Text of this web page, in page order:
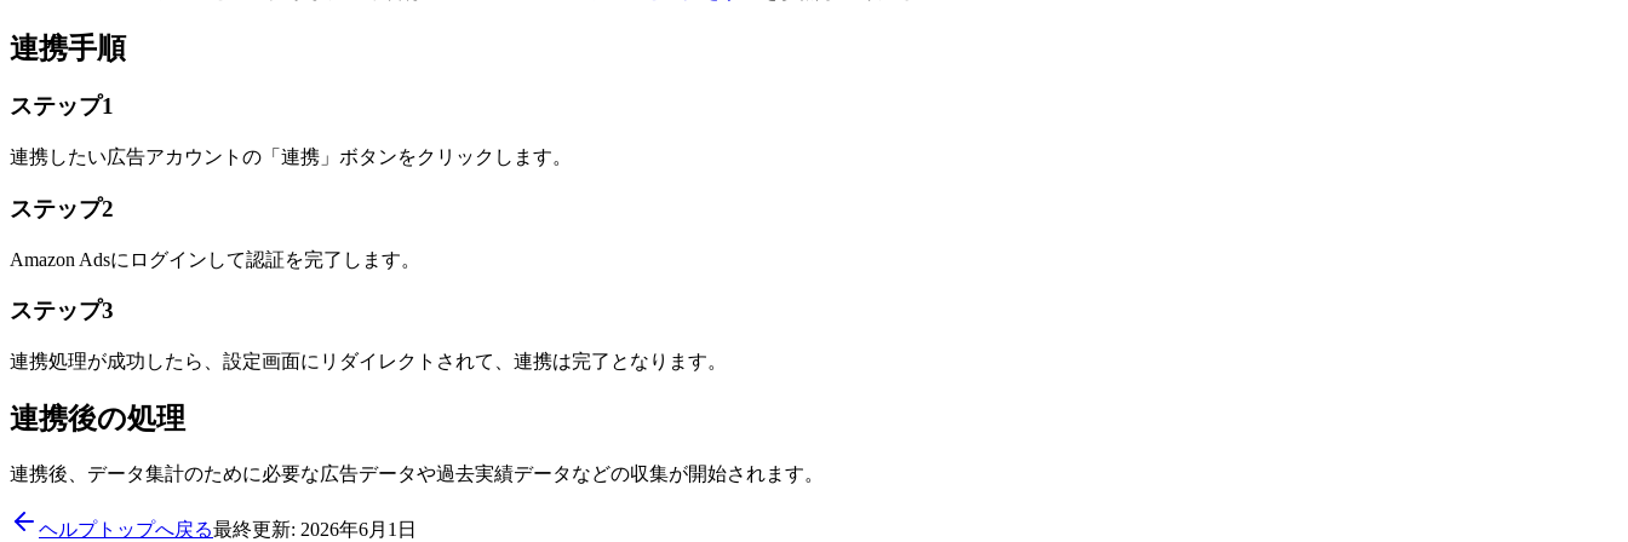
連携手順
ステップ1
連携したい広告アカウントの「連携」ボタンをクリックします。
ステップ2
Amazon Adsにログインして認証を完了します。
ステップ3
連携処理が成功したら、設定画面にリダイレクトされて、連携は完了となります。
連携後の処理
連携後、データ集計のために必要な広告データや過去実績データなどの収集が開始されます。
ヘルプトップへ戻る最終更新: 2026年6月1日